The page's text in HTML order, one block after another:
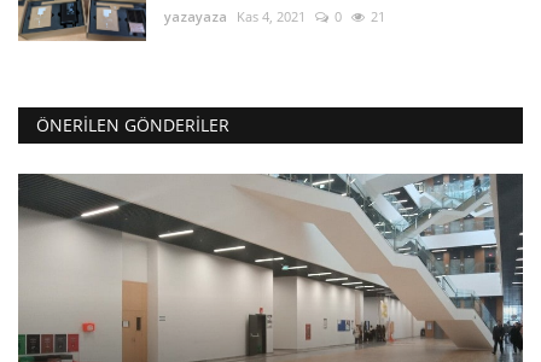
yazayaza Kas 4, 2021 0 21
ÖNERILEN GÖNDERILER